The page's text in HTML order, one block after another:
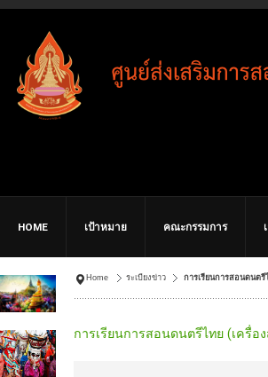
HOME เป้าหมาย คณะกรรมการ
Home ระเบียงข่าว การเรียนการสอนดนตรี
การเรียนการสอนดนตรีไทย (เครื่อ